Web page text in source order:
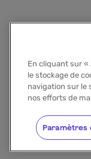
En cliquant sur «
le stockage de
navigation sur le
nos efforts de
Paramètres